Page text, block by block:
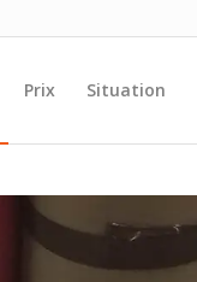
Prix Situation